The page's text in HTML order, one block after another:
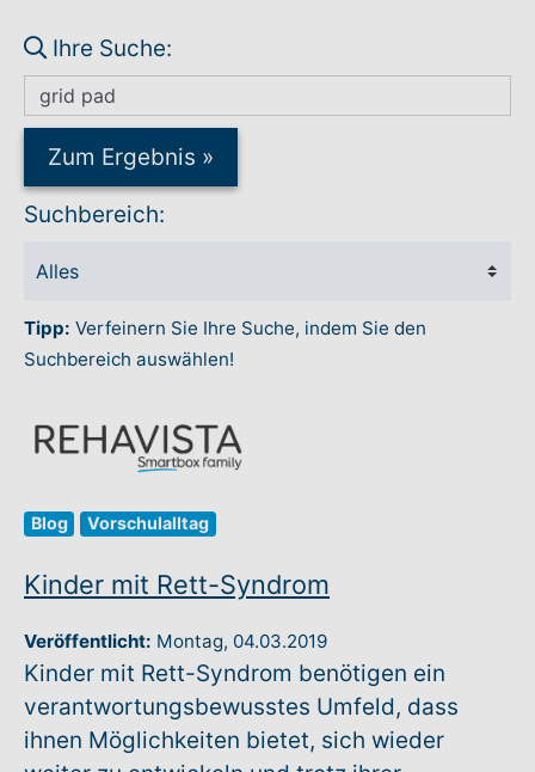
Technik-Support
Rundum-Service
Aktuelles
Kontakt
Leichte Sprache
Warenkorb: 0
Ihre Suche:
Zum Ergebnis »
Suchbereich:
Tipp: Verfeinern Sie Ihre Suche, indem Sie den
Suchbereich auswählen!
Blog Vorschulalltag
Kinder mit Rett-Syndrom
Veröffentlicht: Montag, 04.03.2019
Kinder mit Rett-Syndrom benötigen ein
verantwortungsbewusstes Umfeld, dass
ihnen Möglichkeiten bietet, sich wieder